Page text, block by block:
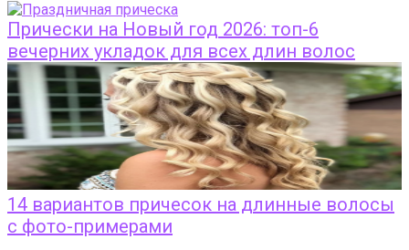
Прически на Новый год 2026: топ-6
вечерних укладок для всех длин волос
14 вариантов причесок на длинные волосы
с фото-примерами